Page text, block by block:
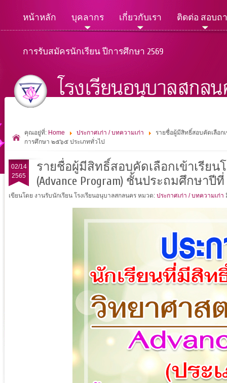
หน้าหลัก บุคลากร เกี่ยวกับเรา ติดต่อ สอบถ
การรับสมัครนักเรียน ปีการศึกษา 2569
คุณอยู่ที่: Home ประกาศเก่า / บทความเก่า
รายชื่อผู้มีสิทธิ์สอบคัดเลือก
การศึกษา ๒๕๖๕ ประเภททั่วไป
02/14
2565
รายชื่อผู้มีสิทธิ์สอบคัดเลือกเข้าเรีย
(Advance Program) ชั้นประถมศึกษ
เขียนโดย งานรับนักเรียน โรงเรียนอนุบาลสกลนคร หมวด: ประกาศเก่า / บทความเก่า